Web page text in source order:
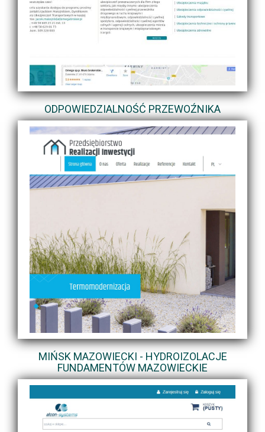
ODPOWIEDZIALNOŚĆ PRZEWOŹNIKA
MIŃSK MAZOWIECKI - HYDROIZOLACJE
FUNDAMENTÓW MAZOWIECKIE